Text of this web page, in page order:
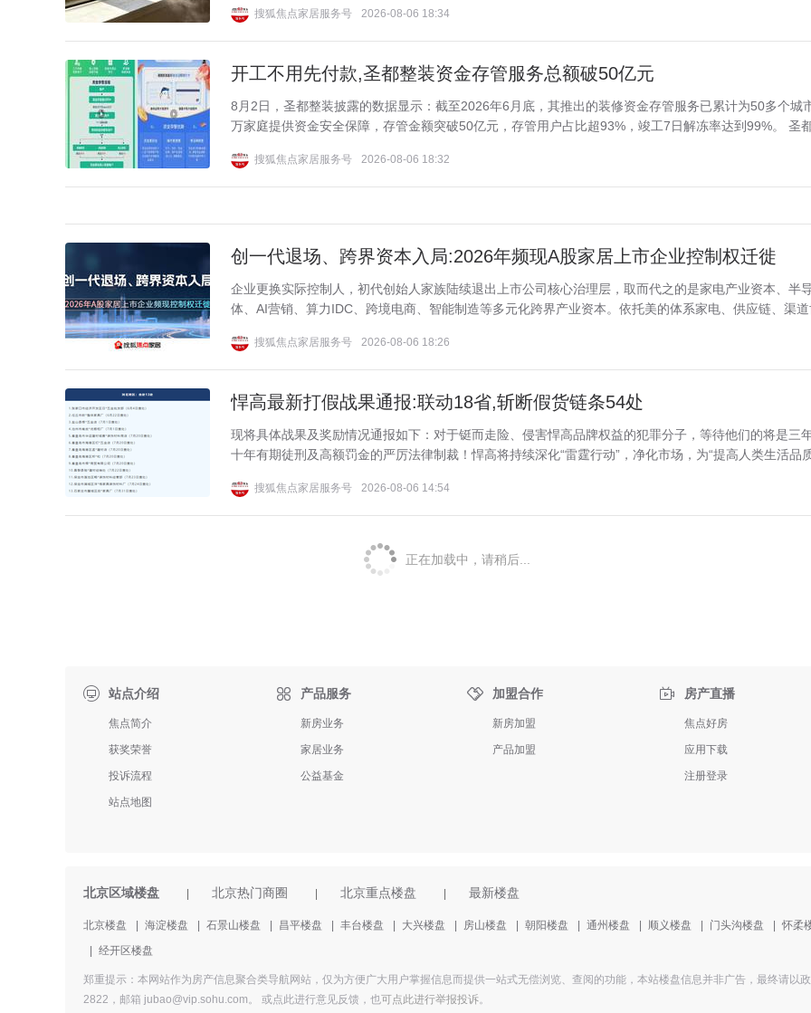
搜狐焦点家居服务号 2026-08-06 18:34
开工不用先付款,圣都整装资金存管服务总额破50亿元
8月2日，圣都整装披露的数据显示：截至2026年6月底，其推出的装修资金存管服务已累计为50多个城
万家庭提供资金安全保障，存管金额突破50亿元，存管用户占比超93%，竣工7日解冻率达到99%。 圣都
搜狐焦点家居服务号 2026-08-06 18:32
创一代退场、跨界资本入局:2026年频现A股家居上市企业控制权迁徙
企业更换实际控制人，初代创始人家族陆续退出上市公司核心治理层，取而代之的是家电产业资本、半
体、AI营销、算力IDC、跨境电商、智能制造等多元化跨界产业资本。依托美的体系家电、供应链、渠道
搜狐焦点家居服务号 2026-08-06 18:26
悍高最新打假战果通报:联动18省,斩断假货链条54处
现将具体战果及奖励情况通报如下：对于铤而走险、侵害悍高品牌权益的犯罪分子，等待他们的将是三
十年有期徒刑及高额罚金的严厉法律制裁！悍高将持续深化“雷霆行动”，净化市场，为“提高人类生活品质
搜狐焦点家居服务号 2026-08-06 14:54
正在加载中，请稍后...
站点介绍
焦点简介
获奖荣誉
投诉流程
站点地图
 产品服务
新房业务
家居业务
公益基金
 加盟合作
新房加盟
产品加盟
 房产直播
焦点好房
应用下载
注册登录
北京区域楼盘 北京热门商圈 北京重点楼盘 最新楼盘
北京楼盘 海淀楼盘 石景山楼盘 昌平楼盘 丰台楼盘 大兴楼盘 房山楼盘 朝阳楼盘 通州楼盘 顺义楼盘 门头沟楼盘 怀柔
经开区楼盘
郑重提示：本网站作为房产信息聚合类导航网站，仅为方便广大用户掌握信息而提供一站式无偿浏览、查阅的功能，本站楼盘信息并非广告，最终请以
2822，邮箱 jubao@vip.sohu.com。 或点此进行意见反馈， 也可点此进行举报投诉。